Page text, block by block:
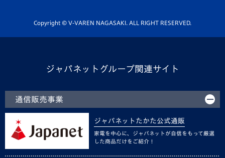
ホームタウン活動
Copyright © V-VAREN NAGASAKI. ALL RIGHT RESERVED.
ジャパネットグループ関連サイト
通信販売事業
ジャパネットたかた公式通販
家電を中心に、ジャパネットが自信をもって厳選
した商品だけをご紹介！